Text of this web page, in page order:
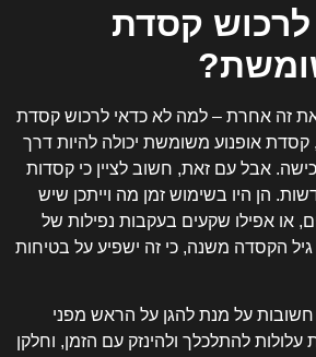
קסדת
את זה אחרת – למה לא כדאי לרכוש קסדת
קסדת אופנוע משומשת יכולה להיות דרך
אבל עם זאת, חשוב לציין כי קסדות
הן היו בשימוש זמן מה וייתכן שיש
או אפילו שקעים בעקבות נפילות של
הקסדה משנה, כי זה ישפיע על בטיחות
על מנת להגן על הראש מפני
להתלכלך ולהינזק עם הזמן, וחלקן